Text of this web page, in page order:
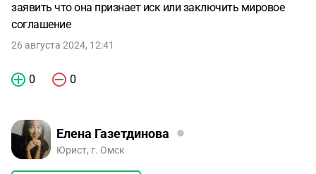
заявить что она признает иск или заключить мировое
соглашение
26 августа 2024, 12:41
0 0
Елена Газетдинова
Юрист, г. Омск